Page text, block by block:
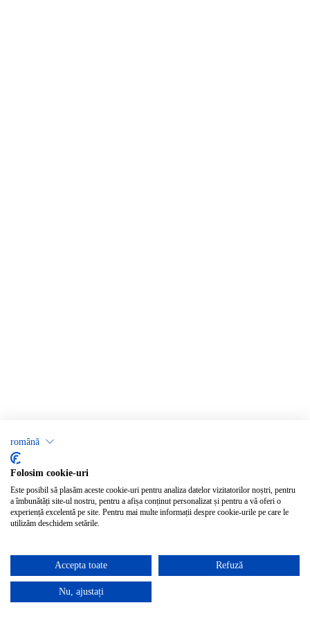
română
Folosim cookie-uri
Este posibil să plasăm aceste cookie-uri pentru analiza datelor vizitatorilor noștri, pentru
a îmbunătăți site-ul nostru, pentru a afișa conținut personalizat și pentru a vă oferi o
experiență excelentă pe site. Pentru mai multe informații despre cookie-urile pe care le
utilizăm deschidem setările.
Accepta toate Refuză
Nu, ajustați